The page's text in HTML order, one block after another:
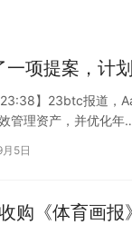
一项提案，计
】23btc报道，
管理资产，并优化年
5日
购《体育画报